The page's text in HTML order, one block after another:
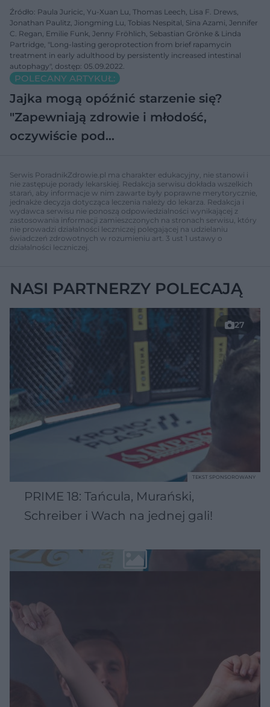
Źródło: Paula Juricic, Yu-Xuan Lu, Thomas Leech, Lisa F. Drews,
Jonathan Paulitz, Jiongming Lu, Tobias Nespital, Sina Azami, Jennifer
C. Regan, Emilie Funk, Jenny Fröhlich, Sebastian Grönke & Linda
Partridge, "Long-lasting geroprotection from brief rapamycin
treatment in early adulthood by persistently increased intestinal
autophagy", dostęp: 05.09.2022.
POLECANY ARTYKUŁ:
Jajka mogą opóźnić starzenie się?
"Zapewniają zdrowie i młodość,
oczywiście pod…
Serwis PoradnikZdrowie.pl ma charakter edukacyjny, nie stanowi i
nie zastępuje porady lekarskiej. Redakcja serwisu dokłada wszelkich
starań, aby informacje w nim zawarte były poprawne merytorycznie,
jednakże decyzja dotycząca leczenia należy do lekarza. Redakcja i
wydawca serwisu nie ponoszą odpowiedzialności wynikającej z
zastosowania informacji zamieszczonych na stronach serwisu, który
nie prowadzi działalności leczniczej polegającej na udzielaniu
świadczeń zdrowotnych w rozumieniu art. 3 ust 1 ustawy o
działalności leczniczej.
NASI PARTNERZY POLECAJĄ
27
PRIME 18: Tańcula, Murański,
Schreiber i Wach na jednej gali!
TEKST SPONSOROWANY